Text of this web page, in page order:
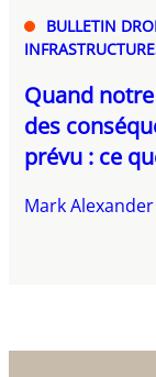
BULLETIN
Quand
des
prévu : ce
Mark Alexander